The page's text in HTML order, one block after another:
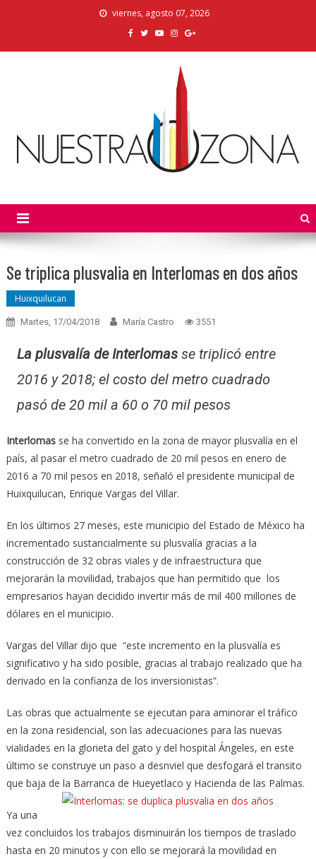
viernes, agosto 07, 2026
Se triplica plusvalia en Interlomas en dos años
Huixquilucan
Martes, 17/04/2018 María Castro 3551
La plusvalía de Interlomasse triplicó entre
2016 y 2018; el costo del metro cuadrado
pasó de 20 mil a 60 o 70 mil pesos
Interlomasse ha convertido en la zona de mayor plusvalía en el
país, al pasar el metro cuadrado de 20 mil pesos en enero de
2016 a 70 mil pesos en 2018, señaló el presidente municipal de
Huixquilucan, Enrique Vargas del Villar.
En los últimos 27 meses, este municipio del Estado de México ha
incrementado sustancialmente su plusvalía gracias a la
construcción de 32 obras viales y de infraestructura que
mejorarán la movilidad, trabajos que han permitido que los
empresarios hayan decidido invertir más de mil 400 millones de
dólares en el municipio.
Vargas del Villar dijo que “este incremento en la plusvalía es
significativo y ha sido posible, gracias al trabajo realizado que ha
derivado en la confianza de los inversionistas”.
Las obras que actualmente se ejecutan para aminorar el tráfico
en la zona residencial, son las adecuaciones para las nuevas
vialidades en la glorieta del gato y del hospital Ángeles, en este
último se construye un paso a desnviel que desfogará el transito
que baja de la Barranca de Hueyetlaco y Hacienda de las Palmas.
Ya una
vez concluidos los trabajos disminuirán los tiempos de traslado
hasta en 20 minutos y con ello se mejorará la movilidad en